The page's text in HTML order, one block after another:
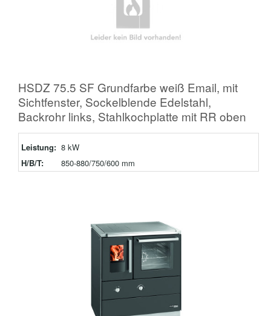
HSDZ 75.5 SF Grundfarbe weiß Email, mit
Sichtfenster, Sockelblende Edelstahl,
Backrohr links, Stahlkochplatte mit RR oben
Leistung: 8 kW
H/B/T:
850-880/750/600 mm